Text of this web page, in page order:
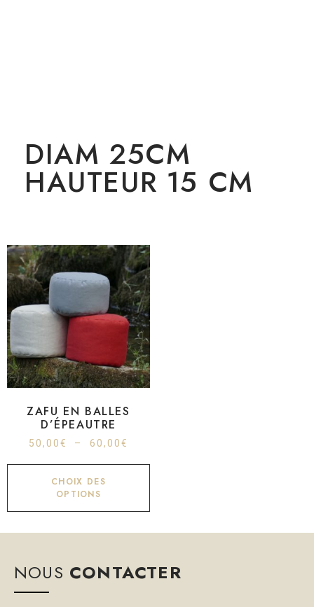
DIAM 25CM
HAUTEUR 15 CM
ZAFU EN BALLES
D’ÉPEAUTRE
50,00€ – 60,00€
CHOIX DES
OPTIONS
NOUS CONTACTER